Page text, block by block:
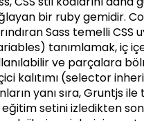
bir ruby gemidir.
Sass temelli CSS
tanımlamak, iç
ve parçalara
kalıtımı (selector
yanı sıra, Gruntjs
setini izledikten